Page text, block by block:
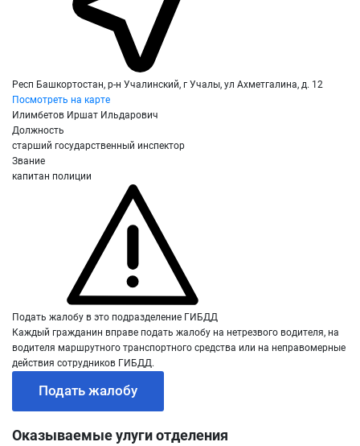
Респ Башкортостан, р-н Учалинский, г Учалы, ул Ахметгалина, д. 12
Посмотреть на карте
Илимбетов Иршат Ильдарович
Должность
старший государственный инспектор
Звание
капитан полиции
Подать жалобу в это подразделение ГИБДД
Каждый гражданин вправе подать жалобу на нетрезвого водителя, на
водителя маршрутного транспортного средства или на неправомерные
действия сотрудников ГИБДД.
Подать жалобу
Оказываемые улуги отделения